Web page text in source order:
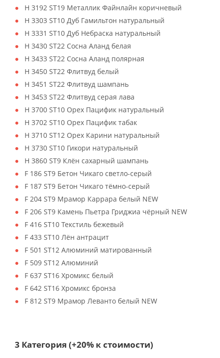
H 3192 ST19 Металлик Файнлайн коричневый
H 3303 ST10 Дуб Гамильтон натуральный
H 3331 ST10 Дуб Небраска натуральный
H 3430 ST22 Сосна Аланд белая
H 3433 ST22 Сосна Аланд полярная
H 3450 ST22 Флитвуд белый
H 3451 ST22 Флитвуд шампань
H 3453 ST22 Флитвуд серая лава
H 3700 ST10 Орех Пацифик натуральный
H 3702 ST10 Орех Пацифик табак
H 3710 ST12 Орех Карини натуральный
H 3730 ST10 Гикори натуральный
H 3860 ST9 Клён сахарный шампань
F 186 ST9 Бетон Чикаго светло-серый
F 187 ST9 Бетон Чикаго тёмно-серый
F 204 ST9 Мрамор Каррара белый NEW
F 206 ST9 Камень Пьетра Гриджиа чёрный NEW
F 416 ST10 Текстиль бежевый
F 433 ST10 Лён антрацит
F 501 ST12 Алюминий матированный
F 509 ST12 Алюминий
F 637 ST16 Хромикс белый
F 642 ST16 Хромикс бронза
F 812 ST9 Мрамор Леванто белый NEW
3 Категория (+20% к стоимости)